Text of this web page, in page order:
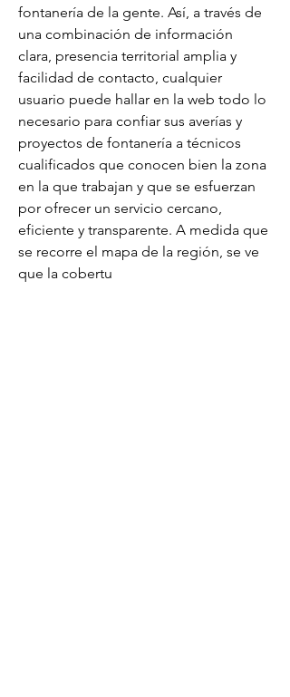
fontanería de la gente. Así, a través de
una combinación de información
clara, presencia territorial amplia y
facilidad de contacto, cualquier
usuario puede hallar en la web todo lo
necesario para confiar sus averías y
proyectos de fontanería a técnicos
cualificados que conocen bien la zona
en la que trabajan y que se esfuerzan
por ofrecer un servicio cercano,
eficiente y transparente. A medida que
se recorre el mapa de la región, se ve
que la cobertu